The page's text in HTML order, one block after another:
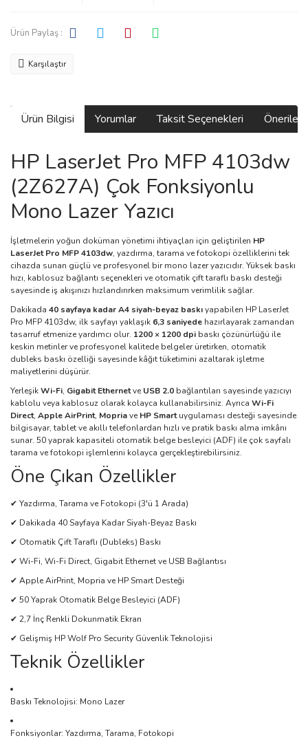
Ürün Paylaş :
Karşılaştır
Ürün Bilgisi Yorumlar Taksit Seçenekleri
HP LaserJet Pro MFP 4103dw
(2Z627A) Çok Fonksiyonlu
Mono Lazer Yazıcı
İşletmelerin yoğun doküman yönetimi ihtiyaçları için geliştirilen HP
LaserJet Pro MFP 4103dw, yazdırma, tarama ve fotokopi özelliklerini tek
cihazda sunan güçlü ve profesyonel bir mono lazer yazıcıdır. Yüksek baskı
hızı, kablosuz bağlantı seçenekleri ve otomatik çift taraflı baskı desteği
sayesinde iş akışınızı hızlandırırken maksimum verimlilik sağlar.
Dakikada 40 sayfaya kadar A4 siyah-beyaz baskıyapabilen HP LaserJet
Pro MFP 4103dw, ilk sayfayı yaklaşık 6,3 saniyede hazırlayarak zamandan
tasarruf etmenize yardımcı olur. 1200 × 1200 dpi baskı çözünürlüğü ile
keskin metinler ve profesyonel kalitede belgeler üretirken, otomatik
dubleks baskı özelliği sayesinde kâğıt tüketimini azaltarak işletme
maliyetlerini düşürür.
YerleşikWi-Fi, Gigabit Ethernetve USB 2.0 bağlantıları sayesinde yazıcıyı
kablolu veya kablosuz olarak kolayca kullanabilirsiniz. Ayrıca Wi-Fi
Direct, Apple AirPrint, Mopriave HP Smartuygulaması desteği sayesinde
bilgisayar, tablet ve akıllı telefonlardan hızlı ve pratik baskı alma imkânı
sunar. 50 yaprak kapasiteli otomatik belge besleyici (ADF) ile çok sayfalı
tarama ve fotokopi işlemlerini kolayca gerçekleştirebilirsiniz.
Öne Çıkan Özellikler
✔ Yazdırma, Tarama ve Fotokopi (3'ü 1 Arada)
✔ Dakikada 40 Sayfaya Kadar Siyah-Beyaz Baskı
✔ Otomatik Çift Taraflı (Dubleks) Baskı
✔ Wi-Fi, Wi-Fi Direct, Gigabit Ethernet ve USB Bağlantısı
✔ Apple AirPrint, Mopria ve HP Smart Desteği
✔ 50 Yaprak Otomatik Belge Besleyici (ADF)
✔ 2,7 İnç Renkli Dokunmatik Ekran
✔ Gelişmiş HP Wolf Pro Security Güvenlik Teknolojisi
Teknik Özellikler
Baskı Teknolojisi: Mono Lazer
Fonksiyonlar: Yazdırma, Tarama, Fotokopi